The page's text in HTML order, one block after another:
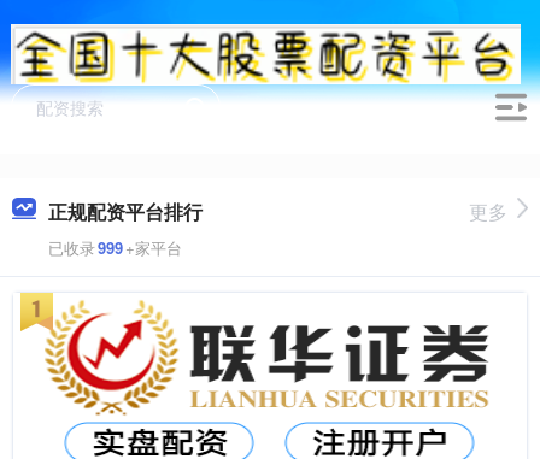
正规配资平台排行
已收录999+家平台
更多